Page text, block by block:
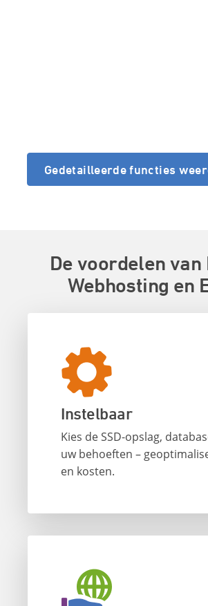
Gedetailleerde functies
De voordelen
Webhosting en
Instelbaar
Kies de SSD-opslag,
uw behoeften –
en kosten.